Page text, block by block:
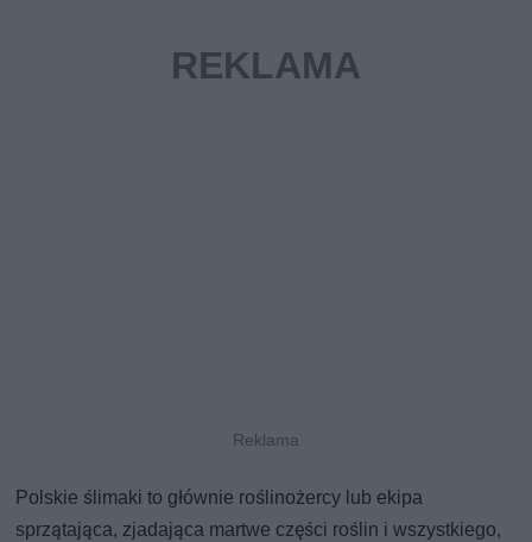
Polskie ślimaki to głównie roślinożercy lub ekipa
sprzątająca, zjadająca martwe części roślin i wszystkiego,